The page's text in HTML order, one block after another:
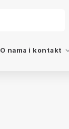
O nama i kontakt